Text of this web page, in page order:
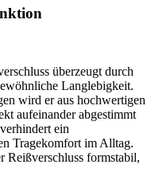
überzeugt durch
Langlebigkeit.
wird er aus hochwertigen
aufeinander abgestimmt
ein
Tragekomfort im Alltag.
Reißverschluss formstabil,